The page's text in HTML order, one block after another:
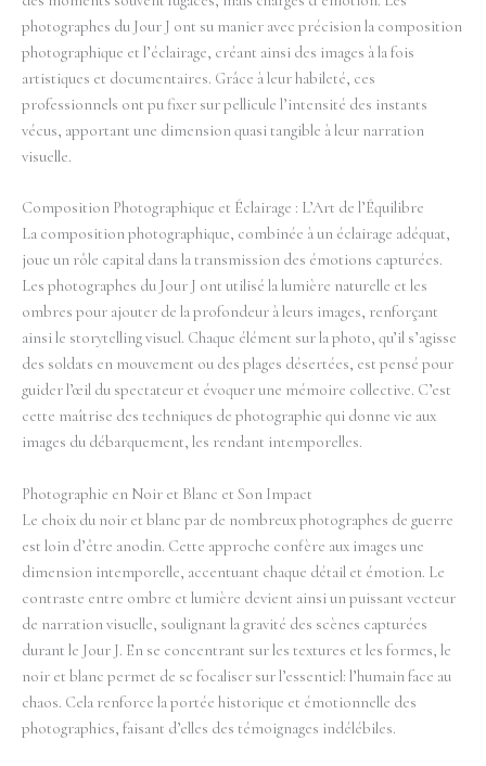
photographes du Jour J ont su manier avec précision la composition
photographique et l’éclairage, créant ainsi des images à la fois
artistiques et documentaires. Grâce à leur habileté, ces
professionnels ont pu fixer sur pellicule l’intensité des instants
vécus, apportant une dimension quasi tangible à leur narration
visuelle.
Composition Photographique et Éclairage : L’Art de l’Équilibre
La composition photographique, combinée à un éclairage adéquat,
joue un rôle capital dans la transmission des émotions capturées.
Les photographes du Jour J ont utilisé la lumière naturelle et les
ombres pour ajouter de la profondeur à leurs images, renforçant
ainsi le storytelling visuel. Chaque élément sur la photo, qu’il s’agisse
des soldats en mouvement ou des plages désertées, est pensé pour
guider l’œil du spectateur et évoquer une mémoire collective. C’est
cette maîtrise des techniques de photographie qui donne vie aux
images du débarquement, les rendant intemporelles.
Photographie en Noir et Blanc et Son Impact
Le choix du noir et blanc par de nombreux photographes de guerre
est loin d’être anodin. Cette approche confère aux images une
dimension intemporelle, accentuant chaque détail et émotion. Le
contraste entre ombre et lumière devient ainsi un puissant vecteur
de narration visuelle, soulignant la gravité des scènes capturées
durant le Jour J. En se concentrant sur les textures et les formes, le
noir et blanc permet de se focaliser sur l’essentiel: l’humain face au
chaos. Cela renforce la portée historique et émotionnelle des
photographies, faisant d’elles des témoignages indélébiles.